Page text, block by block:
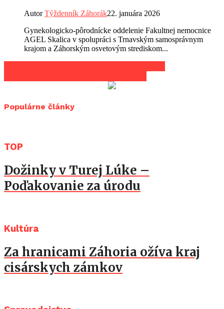
AutorTýždenník Záhorák22. januára 2026
Gynekologicko-pôrodnícke oddelenie Fakultnej nemocnice
AGEL Skalica v spolupráci s Trnavským samosprávnym
krajom a Záhorským osvetovým strediskom...
Populárne články
TOP
Dožinky v Turej Lúke –
Poďakovanie za úrodu
Kultúra
Za hranicami Záhoria ožíva kraj
cisárskych zámkov